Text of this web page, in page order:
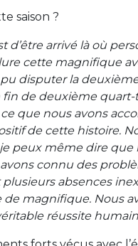
saison ?
d’être arrivé là où
cette magnifique
pu disputer la
fin de deuxième quart-
que nous avons
de cette histoire.
peux même dire que
connu des
absences
de magnifique. Nous
réussite